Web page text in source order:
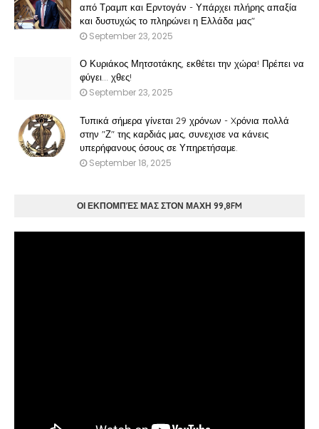
από Τραμπ και Ερντογάν - Υπάρχει πλήρης απαξία
και δυστυχώς το πληρώνει η Ελλάδα μας"
September 23, 2025
Ο Κυριάκος Μητσοτάκης, εκθέτει την χώρα! Πρέπει να
φύγει… χθες!
September 23, 2025
Τυπικά σήμερα γίνεται 29 χρόνων - Xρόνια πολλά
στην "Ζ" της καρδιάς μας, συνεχισε να κάνεις
υπερήφανους όσους σε Υπηρετήσαμε.
September 18, 2025
ΟΙ ΕΚΠΟΜΠΈΣ ΜΑΣ ΣΤΟΝ ΜΑΧΗ 99,8FM